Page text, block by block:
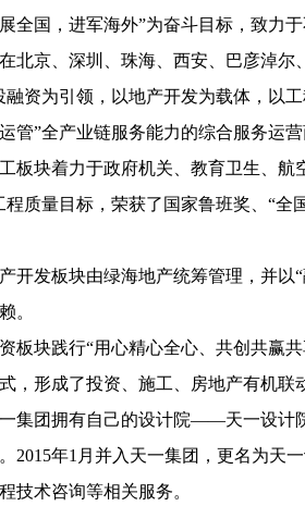
全国，进军海外”为奋斗目标，致力
北京、深圳、珠海、西安、巴彦淖尔
融资为引领，以地产开发为载体，以
管”全产业链服务能力的综合服务运营
板块着力于政府机关、教育卫生、航
程质量目标，荣获了国家鲁班奖、“全
开发板块由绿海地产统筹管理，并以
。
板块践行“用心精心全心、共创共赢
，形成了投资、施工、房地产有机联
集团拥有自己的设计院——天一设计
。 2015年1月并入天一集团， 更名为天一
技术咨询等相关服务。